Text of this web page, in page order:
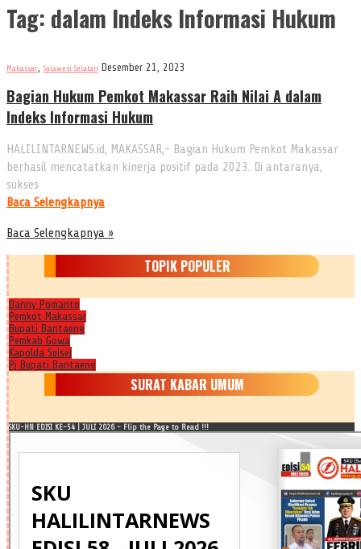
Tag: dalam Indeks Informasi Hukum
Makassar, Sulawesi Selatan Desember 21, 2023
Bagian Hukum Pemkot Makassar Raih Nilai A dalam
Indeks Informasi Hukum
HALILINTARNEWS.id, MAKASSAR,- Bagian Hukum Pemkot Makassar
berhasil mencatatkan kinerja positif pada 2023. Di antaranya,
sukses
Baca Selengkapnya
Baca Selengkapnya »
TOPIK POPULER
Danny Pomanto
Pemkot Makassar
Bupati Bantaeng
Pemkab Gowa
Kapolda Sulsel
Pj Bupati Bantaeng
SURAT KABAR UMUM
SKU-HN EDISI KE-54 | JULI 2026 - Flip the Page to Read !!!